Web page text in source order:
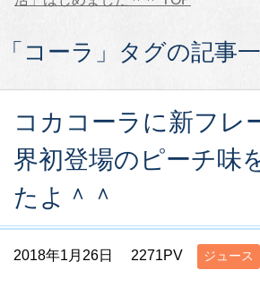
「コーラ」タグの記事
コカコーラに新フレ
界初登場のピーチ味
たよ＾＾
2018年1月26日 2271PV ジュース